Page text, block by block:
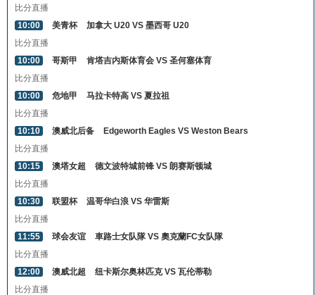
比分直播
10:00
美青杯
加拿大 U20 VS 墨西哥 U20
比分直播
10:00
哥斯甲
肯塔吉内斯体育会 VS 圣何塞体育
比分直播
10:00
危地甲
马拉卡特高 VS 夏拉祖
比分直播
10:10
澳威北后备
Edgeworth Eagles VS Weston Bears
比分直播
10:15
澳塔女超
德文波特城前锋 VS 朗赛斯顿城
比分直播
10:30
联盟杯
温哥华白浪 VS 华雷斯
比分直播
11:55
球会友谊
車路士女队隊 VS 奧克蘭FC女队隊
比分直播
12:00
澳威北超
纽卡斯尔奥林匹克 VS 瓦伦蒂勒
比分直播